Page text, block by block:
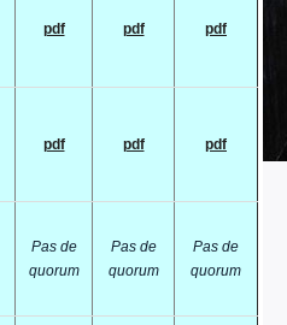
pdf pdf pdf
pdf pdf pdf
Pas de
quorum
Pas de
quorum
Pas de
quorum